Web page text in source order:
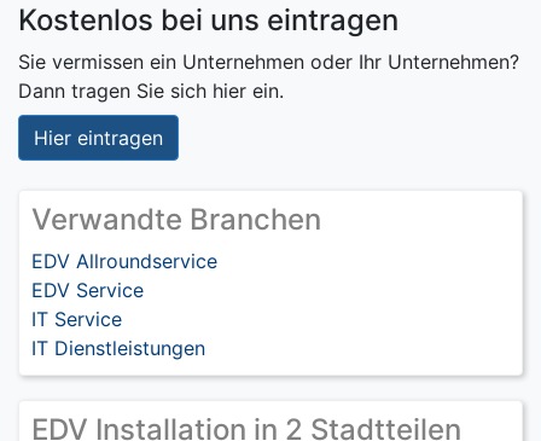
Kostenlos bei uns eintragen
Sie vermissen ein Unternehmen oder Ihr Unternehmen?
Dann tragen Sie sich hier ein.
Hier eintragen
Verwandte Branchen
EDV Allroundservice
EDV Service
IT Service
IT Dienstleistungen
EDV Installation in 2 Stadtteilen